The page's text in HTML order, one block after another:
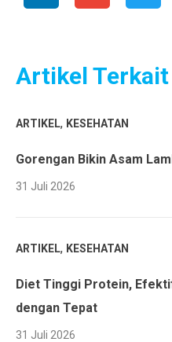
Artikel Terkait
ARTIKEL, KESEHATAN
Gorengan Bikin Asam
31 Juli 2026
ARTIKEL, KESEHATAN
Diet Tinggi Protein,
dengan Tepat
31 Juli 2026